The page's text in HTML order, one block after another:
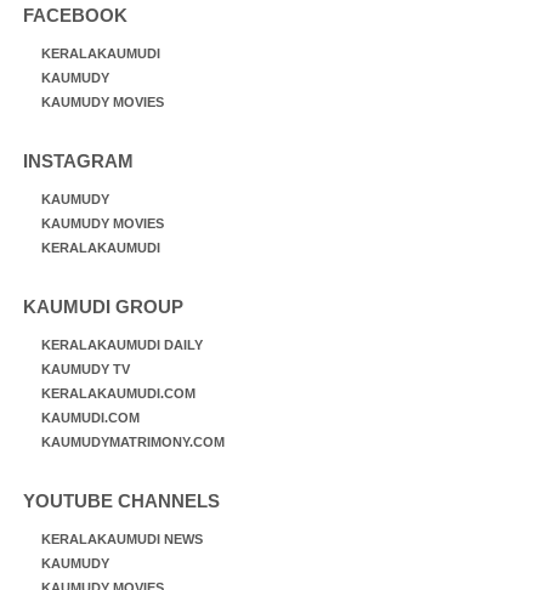
FACEBOOK
KERALAKAUMUDI
KAUMUDY
KAUMUDY MOVIES
INSTAGRAM
KAUMUDY
KAUMUDY MOVIES
KERALAKAUMUDI
KAUMUDI GROUP
KERALAKAUMUDI DAILY
KAUMUDY TV
KERALAKAUMUDI.COM
KAUMUDI.COM
KAUMUDYMATRIMONY.COM
YOUTUBE CHANNELS
KERALAKAUMUDI NEWS
KAUMUDY